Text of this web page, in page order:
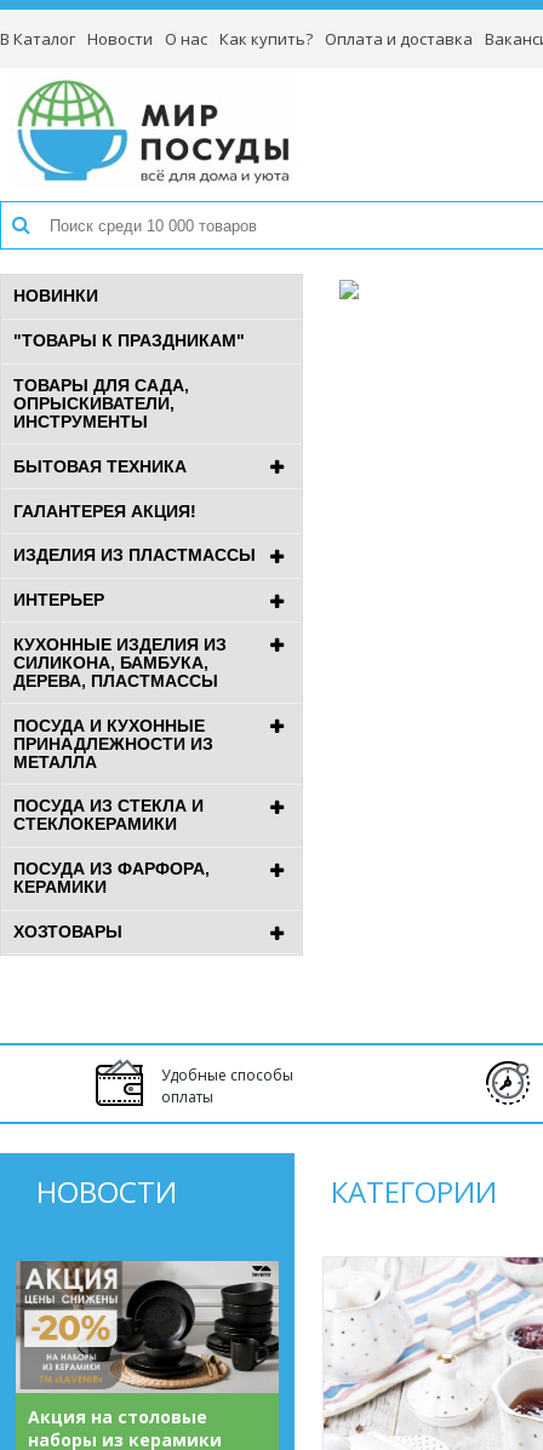
В Каталог Новости О нас Как купить? Оплата и доставка
НОВИНКИ
"ТОВАРЫ К ПРАЗДНИКАМ"
ТОВАРЫ ДЛЯ САДА,
ОПРЫСКИВАТЕЛИ,
ИНСТРУМЕНТЫ
БЫТОВАЯ ТЕХНИКА
ГАЛАНТЕРЕЯ АКЦИЯ!
ИЗДЕЛИЯ ИЗ ПЛАСТМАССЫ
ИНТЕРЬЕР
КУХОННЫЕ ИЗДЕЛИЯ ИЗ
СИЛИКОНА, БАМБУКА,
ДЕРЕВА, ПЛАСТМАССЫ
ПОСУДА И КУХОННЫЕ
ПРИНАДЛЕЖНОСТИ ИЗ
МЕТАЛЛА
ПОСУДА ИЗ СТЕКЛА И
СТЕКЛОКЕРАМИКИ
ПОСУДА ИЗ ФАРФОРА,
КЕРАМИКИ
ХОЗТОВАРЫ
Удобные способы
оплаты
НОВОСТИ
Акция на столовые
наборы из керамики
КАТЕГОРИИ